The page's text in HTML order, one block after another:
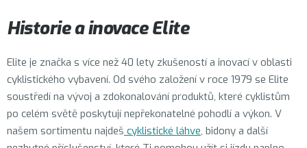
Doplňky a oblečení Qayron
Kontakt Servisní a výdejní místa
Magazín JOY.BIKE
Moje objednávka
Historie a inovace Elite
Elite je značka s více než 40 lety zkušeností a inovací v oblasti
cyklistického vybavení. Od svého založení v roce 1979 se Elite
soustředí na vývoj a zdokonalování produktů, které cyklistům
po celém světě poskytují nepřekonatelné pohodlí a výkon. V
našem sortimentu najdeš cyklistické láhve, bidony a další